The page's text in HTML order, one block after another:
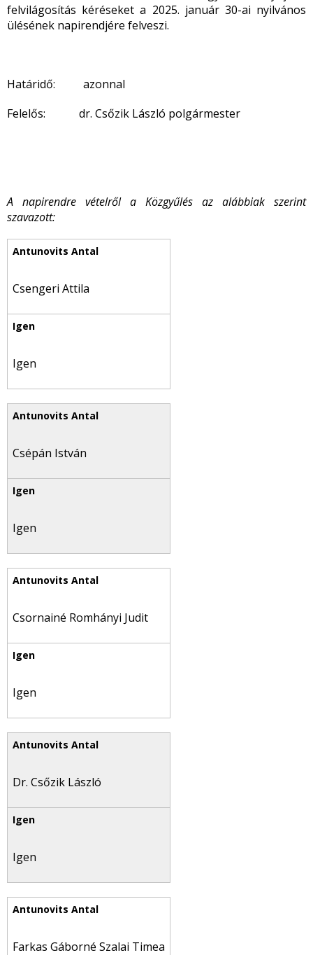
felvilágosítás kéréseket a 2025. január 30-ai nyilvános
ülésének napirendjére felveszi.
Határidő: azonnal
Felelős: dr. Csőzik László polgármester
A napirendre vételről a Közgyűlés az alábbiak szerint
szavazott:
Csengeri Attila
Igen
Csépán István
Igen
Csornainé Romhányi Judit
Igen
Dr. Csőzik László
Igen
Farkas Gáborné Szalai Timea